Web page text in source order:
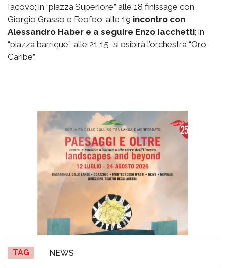
Iacovo; in “piazza Superiore” alle 18 finissage con
Giorgio Grasso e Feofeo; alle 19 incontro con
Alessandro Haber e a seguire Enzo Iacchetti; in
“piazza barrique”, alle 21,15, si esibirà l’orchestra “Oro
Caribe”.
TAG NEWS